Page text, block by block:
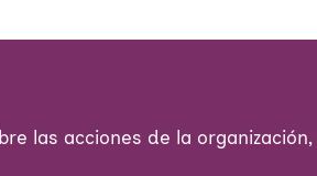
las acciones de la